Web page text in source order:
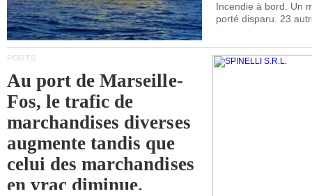
Incendie à bord. Un
porté disparu. 23
PORTS
Au port de Marseille-
Fos, le trafic de
marchandises diverses
augmente tandis que
celui des marchandises
en vrac diminue.